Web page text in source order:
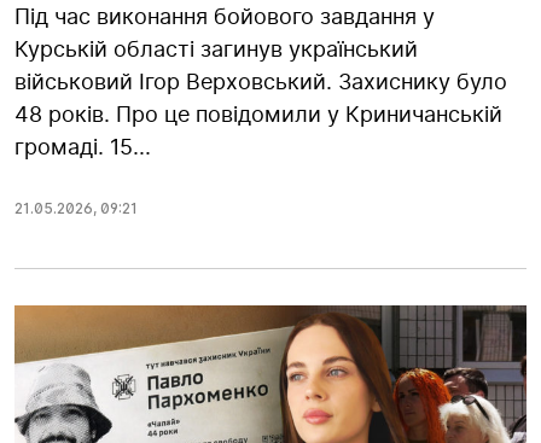
Під час виконання бойового завдання у
Курській області загинув український
військовий Ігор Верховський. Захиснику було
48 років. Про це повідомили у Криничанській
громаді. 15...
21.05.2026, 09:21